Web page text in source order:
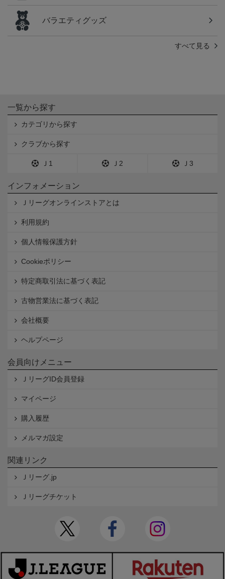
バラエティグッズ
すべて見る
一覧から探す
カテゴリから探す
クラブから探す
Ｊ1 Ｊ2 Ｊ3
インフォメーション
Ｊリーグオンラインストアとは
利用規約
個人情報保護方針
Cookieポリシー
特定商取引法に基づく表記
古物営業法に基づく表記
会社概要
ヘルプページ
会員向けメニュー
ＪリーグID会員登録
マイページ
購入履歴
メルマガ設定
関連リンク
Ｊリーグ.jp
Ｊリーグチケット